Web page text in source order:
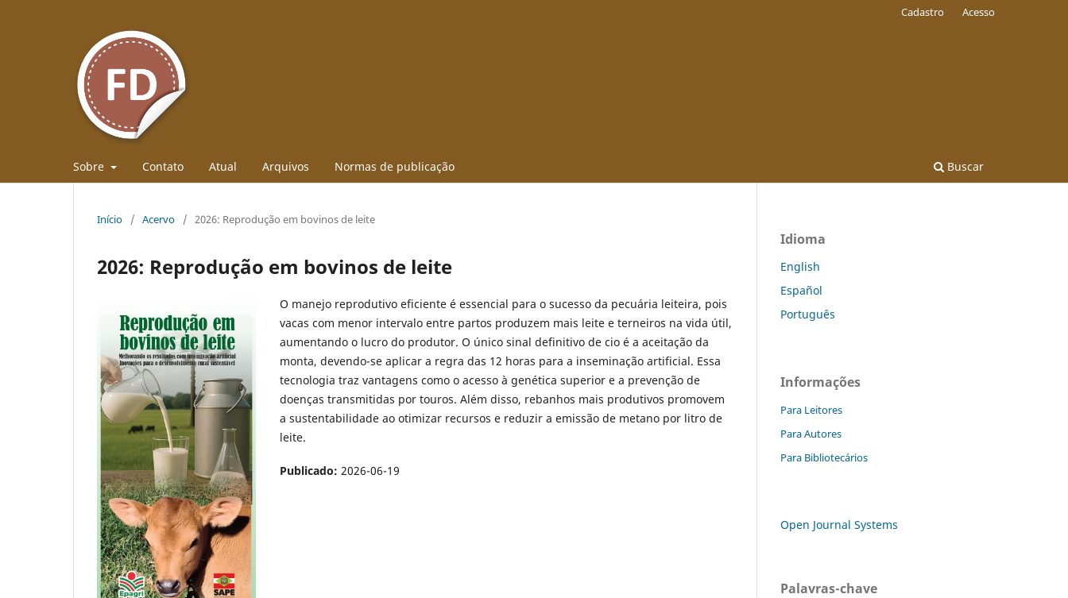
Sobre Contato Atual Arquivos Normas de publicação Buscar
Cadastro Acesso
Início / Acervo / 2026: Reprodução em bovinos de leite
2026: Reprodução em bovinos de leite
O manejo reprodutivo eficiente é essencial para o sucesso da pecuária leiteira, pois
vacas com menor intervalo entre partos produzem mais leite e terneiros na vida útil,
aumentando o lucro do produtor. O único sinal definitivo de cio é a aceitação da
monta, devendo-se aplicar a regra das 12 horas para a inseminação artificial. Essa
tecnologia traz vantagens como o acesso à genética superior e a prevenção de
doenças transmitidas por touros. Além disso, rebanhos mais produtivos promovem
a sustentabilidade ao otimizar recursos e reduzir a emissão de metano por litro de
leite.
Publicado: 2026-06-19
Idioma
English
Español
Português
Informações
Para Leitores
Para Autores
Para Bibliotecários
Open Journal Systems
Palavras-chave